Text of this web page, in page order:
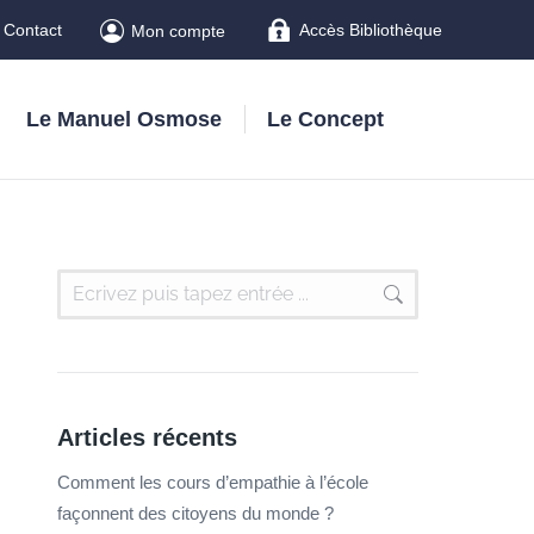
Contact Mon compte Accès Bibliothèque
Le Manuel Osmose Le Concept
Articles récents
Comment les cours d’empathie à l’école
façonnent des citoyens du monde ?